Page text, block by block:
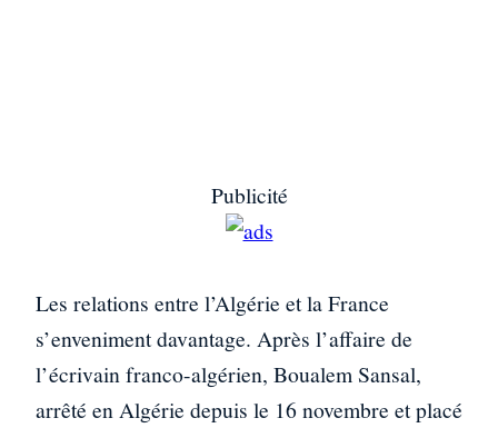
Publicité
Les relations entre l’Algérie et la France
s’enveniment davantage. Après l’affaire de
l’écrivain franco-algérien, Boualem Sansal,
arrêté en Algérie depuis le 16 novembre et placé